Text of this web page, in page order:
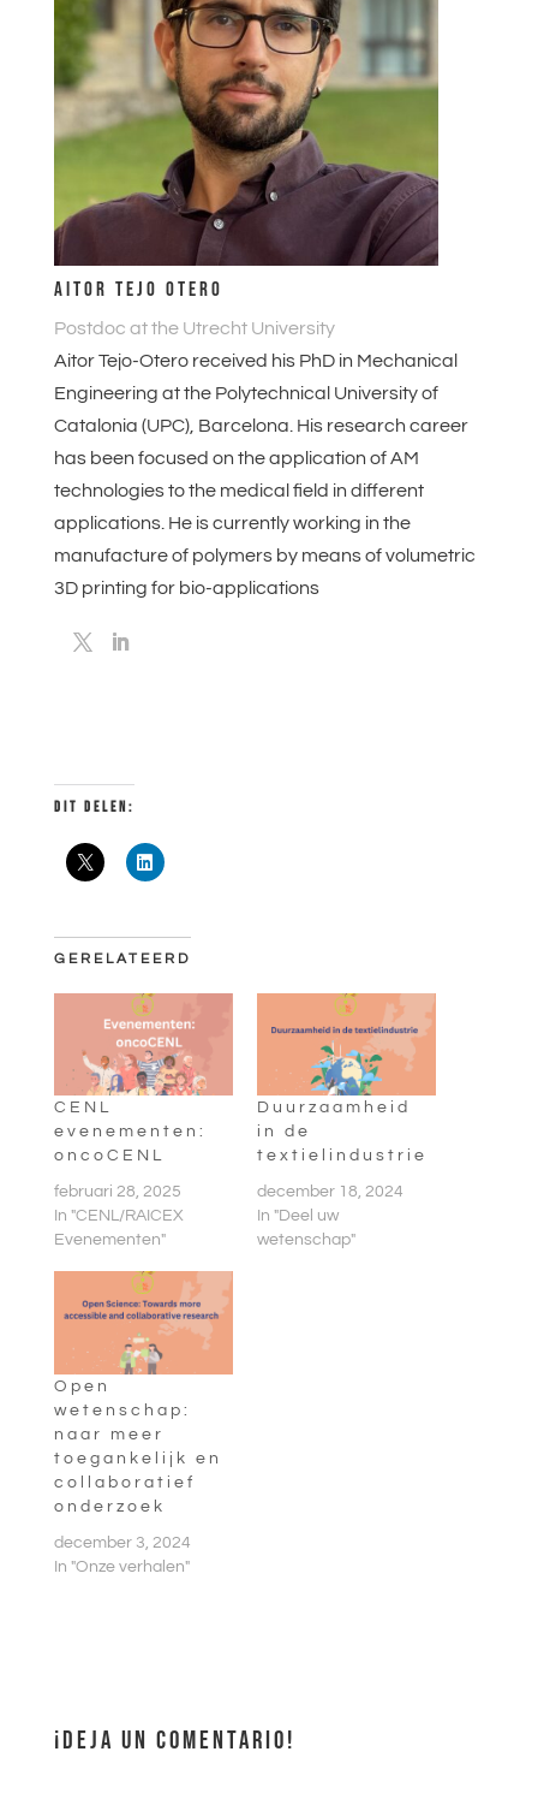
AITOR TEJO OTERO
Postdoc at the Utrecht University
Aitor Tejo-Otero received his PhD in Mechanical
Engineering at the Polytechnical University of
Catalonia (UPC), Barcelona. His research career
has been focused on the application of AM
technologies to the medical field in different
applications. He is currently working in the
manufacture of polymers by means of volumetric
3D printing for bio-applications
DIT DELEN:
GERELATEERD
CENL
evenementen:
oncoCENL
februari 28, 2025
In "CENL/RAICEX
Evenementen"
Duurzaamheid
in de
textielindustrie
december 18, 2024
In "Deel uw
wetenschap"
Open
wetenschap:
naar meer
toegankelijk en
collaboratief
onderzoek
december 3, 2024
In "Onze verhalen"
¡DEJA UN COMENTARIO!